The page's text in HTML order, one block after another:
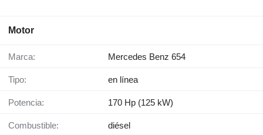
Motor
Marca: Mercedes Benz 654
Tipo: en línea
Potencia: 170 Hp (125 kW)
Combustible: diésel